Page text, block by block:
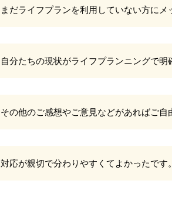
まだライフプランを利用していない方にメ
自分たちの現状がライフプランニングで
その他のご感想やご意見などがあればご自
対応が親切で分わりやすくてよかったです。